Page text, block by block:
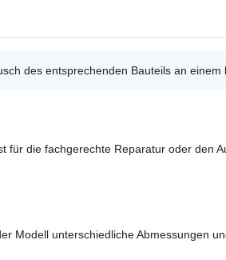
des entsprechenden Bauteils an
für die fachgerechte Reparatur oder den
Modell unterschiedliche Abmessungen